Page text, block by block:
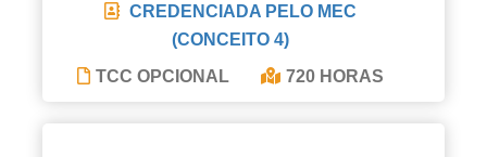
CREDENCIADA PELO MEC
(CONCEITO 4)
TCC OPCIONAL
720 HORAS